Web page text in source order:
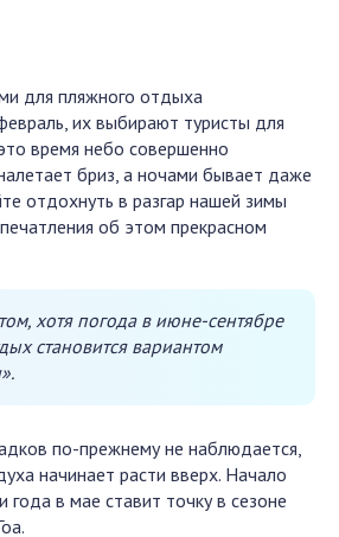
для пляжного отдыха
их выбирают туристы для
время небо совершенно
бриз, а ночами бывает даже
отдохнуть в разгар нашей зимы
об этом прекрасном
хотя погода в июне-сентябре
становится вариантом
по-прежнему не наблюдается,
начинает расти вверх. Начало
в мае ставит точку в сезоне